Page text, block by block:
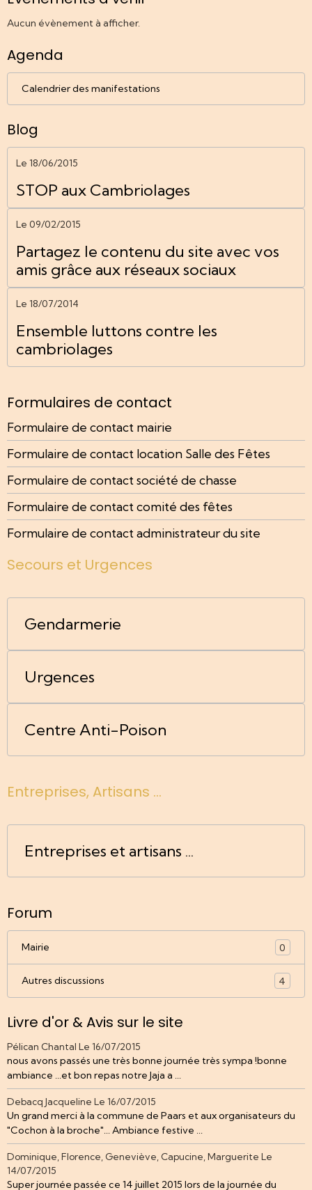
Aucun évènement à afficher.
Agenda
Calendrier des manifestations
Blog
Le 18/06/2015
STOP aux Cambriolages
Le 09/02/2015
Partagez le contenu du site avec vos
amis grâce aux réseaux sociaux
Le 18/07/2014
Ensemble luttons contre les
cambriolages
Formulaires de contact
Formulaire de contact mairie
Formulaire de contact location Salle des Fêtes
Formulaire de contact société de chasse
Formulaire de contact comité des fêtes
Formulaire de contact administrateur du site
Secours et Urgences
Gendarmerie
Urgences
Centre Anti-Poison
Entreprises, Artisans ...
Entreprises et artisans ...
Forum
Mairie 0
Autres discussions 4
Livre d'or & Avis sur le site
Pélican Chantal Le 16/07/2015
nous avons passés une très bonne journée très sympa !bonne
ambiance ...et bon repas notre Jaja a ...
Debacq Jacqueline Le 16/07/2015
Un grand merci à la commune de Paars et aux organisateurs du
"Cochon à la broche"... Ambiance festive ...
Dominique, Florence, Geneviève, Capucine, Marguerite Le
14/07/2015
Super journée passée ce 14 juillet 2015 lors de la journée du